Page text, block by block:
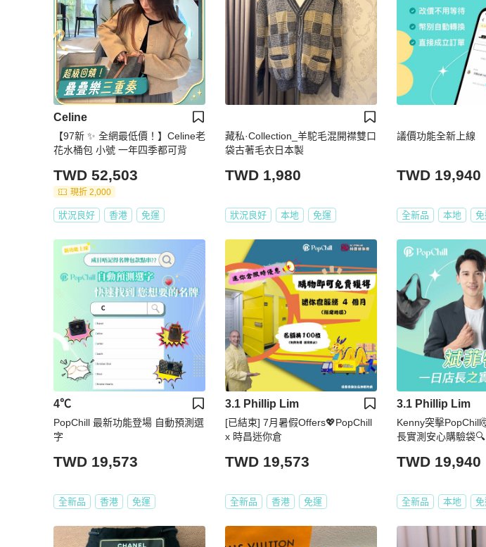
Celine
【97新 ✨ 全網最低價！】Celine老
花水桶包 小號 一年四季都可背
TWD 52,503
現折 2,000
狀況良好 香港 免運
藏私·Collection_羊駝毛混開襟雙口
袋古著毛衣日本製
TWD 1,980
狀況良好 本地 免運
議價功能全新上線
TWD 19,940
全新品 本地 免
4℃
PopChill 最新功能登場 自動預測選
字
TWD 19,573
全新品 香港 免運
3.1 Phillip Lim
[已結束] 7月暑假Offers💖PopChill
x 時昌迷你倉
TWD 19,573
全新品 香港 免運
3.1 Phillip Lim
Kenny突擊
長實測安心購驗袋🔍
TWD 19,940
全新品 本地 免